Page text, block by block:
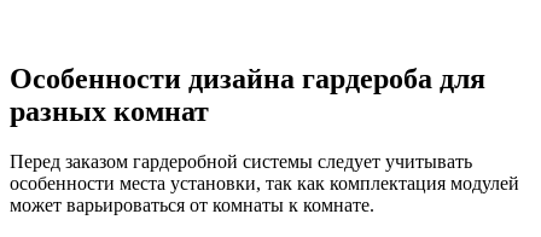
Особенности дизайна гардероба для
разных комнат
Перед заказом гардеробной системы следует учитывать
особенности места установки, так как комплектация модулей
может варьироваться от комнаты к комнате.